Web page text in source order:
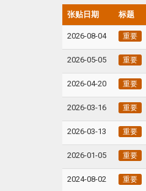
张贴日期 标题
2026-08-04 重要
2026-05-05 重要
2026-04-20 重要
2026-03-16 重要
2026-03-13 重要
2026-01-05 重要
2024-08-02 重要